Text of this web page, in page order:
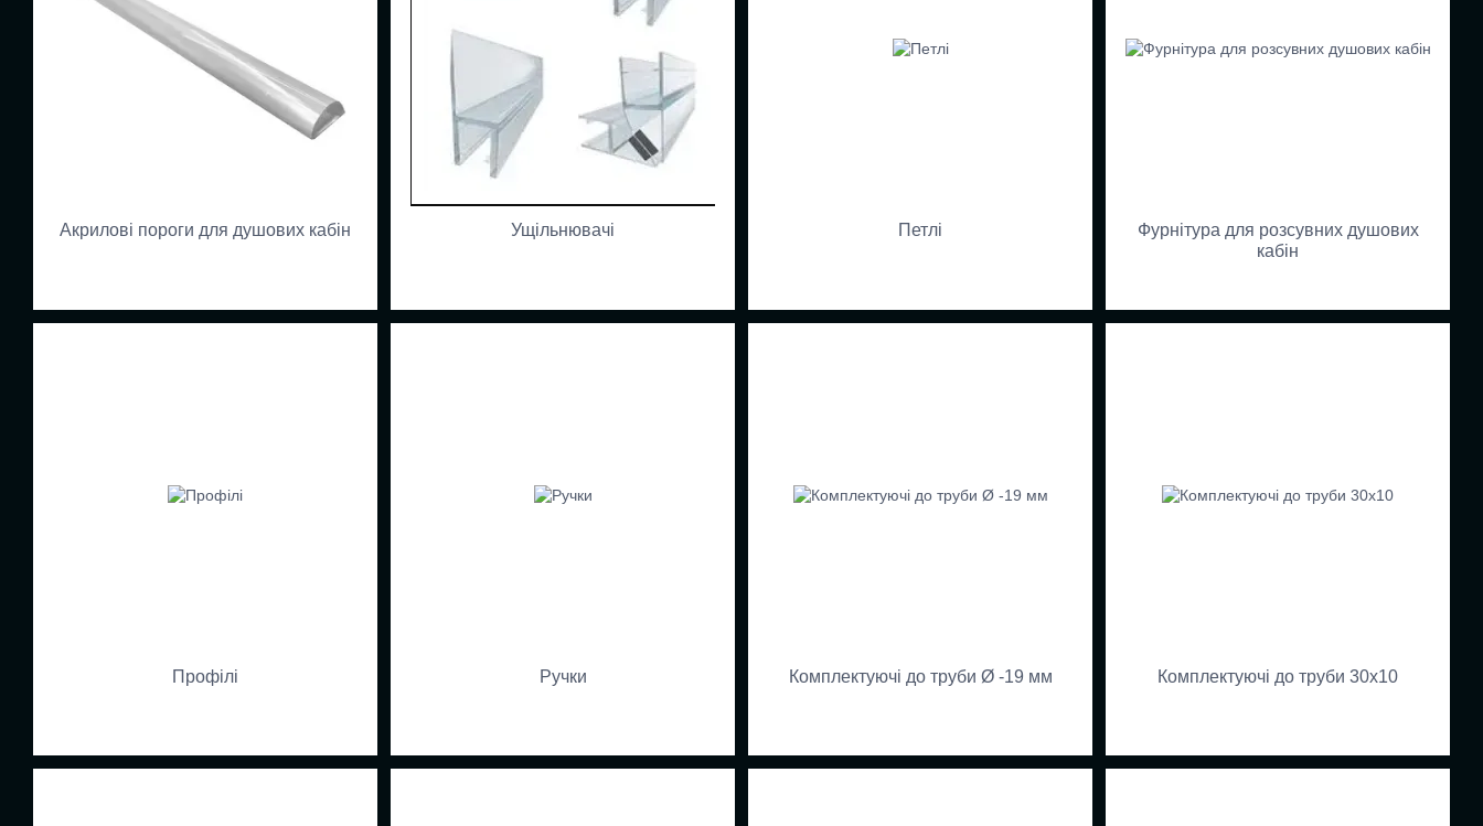
Акрилові пороги для душових кабін Ущільнювачі Петлі
Фурнітура для розсувних душових
кабін
Профілі Ручки Комплектуючі до труби Ø -19 мм Комплектуючі до труби 30х10